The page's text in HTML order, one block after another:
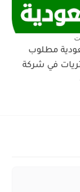
مطلوب
في شركة